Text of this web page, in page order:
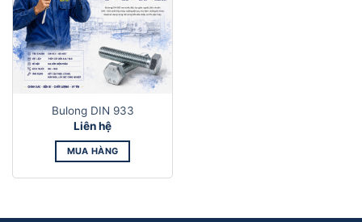
Bulong DIN 933
Liên hệ
MUA HÀNG